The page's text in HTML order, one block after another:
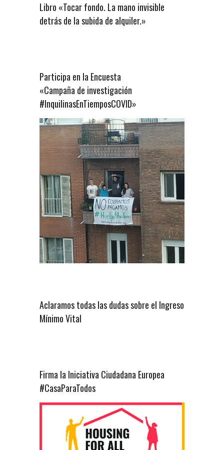
Libro «Tocar fondo. La mano invisible
detrás de la subida de alquiler.»
Participa en la Encuesta
«Campaña de investigación
#InquilinasEnTiemposCOVID»
Aclaramos todas las dudas sobre el Ingreso
Mínimo Vital
Firma la Iniciativa Ciudadana Europea
#CasaParaTodos